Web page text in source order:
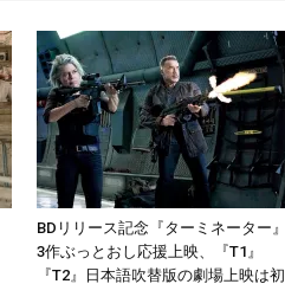
BDリリース記念『ターミネーター』
3作ぶっとおし応援上映、『T1』
『T2』日本語吹替版の劇場上映は初